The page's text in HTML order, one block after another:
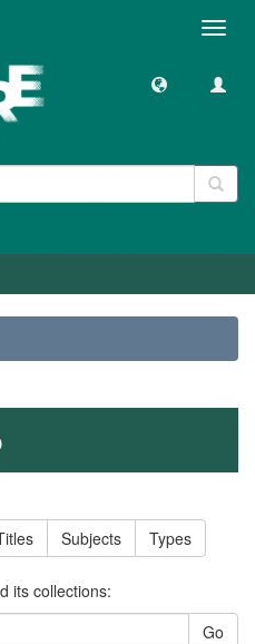
Subjects Types
its collections:
Go